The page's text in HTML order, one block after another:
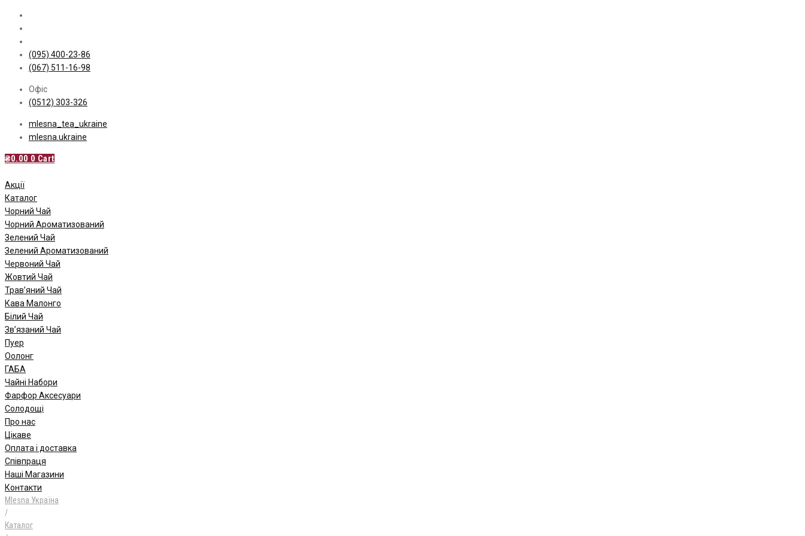
Skip
content
(095) 400-23-86
(067) 511-16-98
Офіс
(0512) 303-326
mlesna_tea_ukraine
mlesna.ukraine
₴0.00 0 Cart
Акції
Каталог
Чорний Чай
Чорний Ароматизований
Зелений Чай
Зелений Ароматизований
Червоний Чай
Жовтий Чай
Трав’яний Чай
Кава Малонго
Білий Чай
Зв’язаний Чай
Пуер
Oолонг
ГАБА
Чайні Набори
Фарфор Аксесуари
Солодощі
Про нас
Цікаве
Оплата і доставка
Співпраця
Наші Магазини
Контакти
Mlesna Україна
/
Каталог